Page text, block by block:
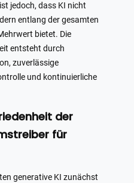
jedoch, dass KI nicht
entlang der gesamten
bietet. Die
entsteht durch
zuverlässige
und kontinuierliche
der
für
generative KI zunächst